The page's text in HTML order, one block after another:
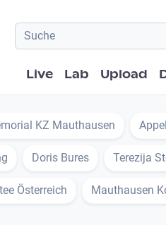
Hauptnavigation
Live Lab Upload
KZ Mauthausen
Doris Bures Terezija
Österreich Mauthausen